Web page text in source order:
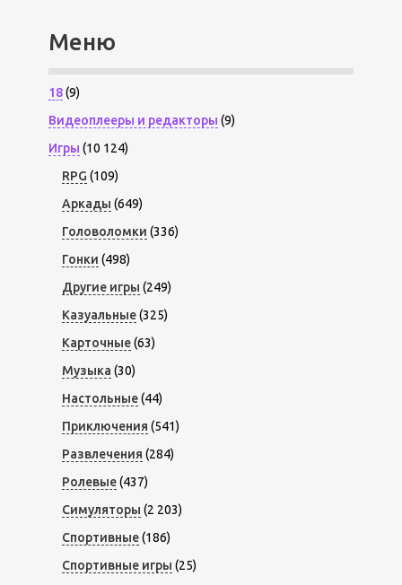
Меню
18(9)
Видеоплееры и редакторы (9)
Игры (10 124)
RPG (109)
Аркады (649)
Головоломки (336)
Гонки (498)
Другие игры (249)
Казуальные(325)
Карточные(63)
Музыка (30)
Настольные(44)
Приключения (541)
Развлечения (284)
Ролевые(437)
Симуляторы (2 203)
Спортивные(186)
Спортивные игры (25)